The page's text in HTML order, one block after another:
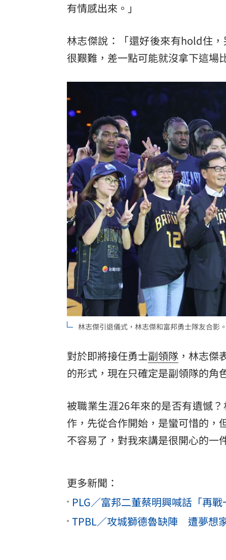
有情感出來。」
林志傑說：「還好後來有hold住
很艱難，差一點可能就沒拿下這場
林志傑引退儀式，林志傑和富邦勇士隊友合影
對於即將接任勇士副領隊 ，林志傑
的形式，現在只確定是副領隊的角
被職業生涯26年來的是否有遺憾
作，先從合作開始，是蠻可惜的，
不容易了，對我來講是很開心的一
更多新聞：
PLG／富邦二董蔡明興喊話「再
TPBL／攻城獅德魯缺陣 遭夢想